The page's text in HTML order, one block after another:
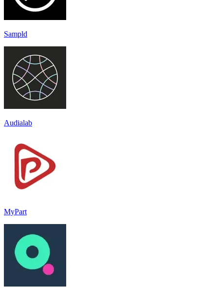
Sampld
Audialab
MyPart